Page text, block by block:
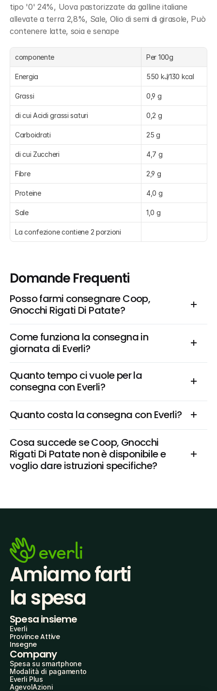
tipo '0' 24%, Uova pastorizzate da galline italiane
allevate a terra 2,8%, Sale, Olio di semi di girasole, Può
contenere latte, soia e senape
componente Per 100g
Energia 550 kJ/130 kcal
Grassi 0,9 g
di cui Acidi grassi saturi 0,2 g
Carboidrati 25 g
di cui Zuccheri 4,7 g
Fibre 2,9 g
Proteine 4,0 g
Sale 1,0 g
La confezione contiene 2 porzioni
Domande Frequenti
Posso farmi consegnare Coop,
Gnocchi Rigati Di Patate?
Come funziona la consegna in
giornata di Everli?
Quanto tempo ci vuole per la
consegna con Everli?
Quanto costa la consegna con Everli?
Cosa succede se Coop, Gnocchi
Rigati Di Patate non è disponibile e
voglio dare istruzioni specifiche?
Amiamo farti
la spesa
Spesa insieme
Everli
Province Attive
Insegne
Company
Spesa su smartphone
Modalità di pagamento
Everli Plus
AgevolAzioni